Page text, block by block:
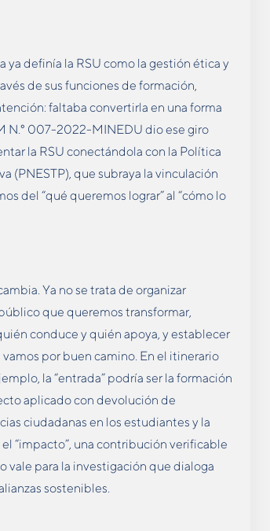
ya definía la RSU como la gestión ética y
de sus funciones de formación,
faltaba convertirla en una forma
N.° 007-2022-MINEDU dio ese giro
la RSU conectándola con la Política
(PNESTP), que subraya la vinculación
del “qué queremos lograr” al “cómo lo
Ya no se trata de organizar
que queremos transformar,
conduce y quién apoya, y establecer
por buen camino. En el itinerario
la “entrada” podría ser la formación
aplicado con devolución de
ciudadanas en los estudiantes y la
“impacto”, una contribución verificable
vale para la investigación que dialoga
sostenibles.